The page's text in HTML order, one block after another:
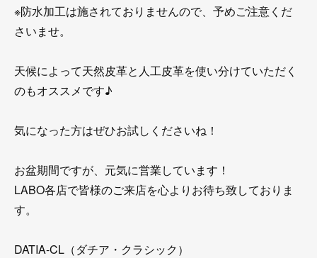
※防水加工は施されておりませんので、予めご注意くだ
さいませ。
天候によって天然皮革と人工皮革を使い分けていただく
のもオススメです♪
気になった方はぜひお試しくださいね！
お盆期間ですが、元気に営業しています！
LABO各店で皆様のご来店を心よりお待ち致しておりま
す。
DATIA-CL（ダチア・クラシック）